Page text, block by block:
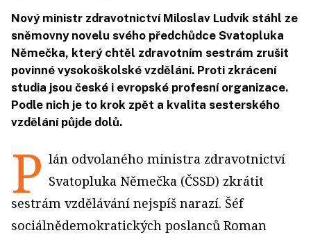
Nový ministr zdravotnictví Miloslav Ludvík stáhl ze
sněmovny novelu svého předchůdce Svatopluka
Němečka, který chtěl zdravotním sestrám zrušit
povinné vysokoškolské vzdělání. Proti zkrácení
studia jsou české i evropské profesní organizace.
Podle nich je to krok zpět a kvalita sesterského
vzdělání půjde dolů.
P lán odvolaného ministra zdravotnictví
Svatopluka Němečka (ČSSD) zkrátit
sestrám vzdělávání nejspíš narazí. Šéf
sociálnědemokratických poslanců Roman